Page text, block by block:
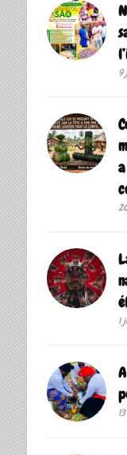
9
1